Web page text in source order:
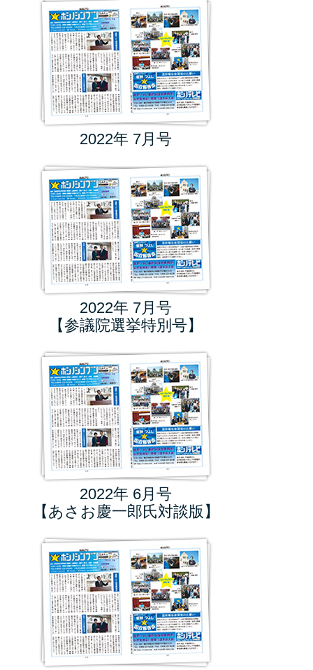
2022年 7月号
2022年 7月号
【参議院選挙特別号】
2022年 6月号
【あさお慶一郎氏対談版】